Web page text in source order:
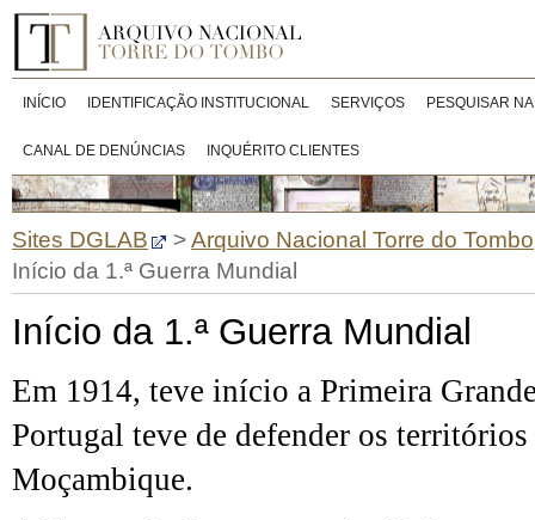
INÍCIO IDENTIFICAÇÃO INSTITUCIONAL SERVIÇOS PESQUISAR
CANAL DE DENÚNCIAS INQUÉRITO CLIENTES
Sites DGLAB >Arquivo Nacional Torre do Tombo
Início da 1.ª Guerra Mundial
Início da 1.ª Guerra Mundial
Em 1914, teve início a Primeira
Portugal teve de defender os
Moçambique.